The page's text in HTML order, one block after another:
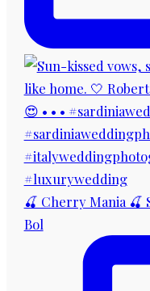
🍒 Cherry Mania 🍒
Bol